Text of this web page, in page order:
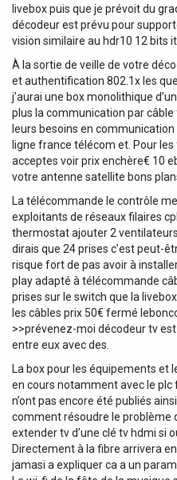
livebox puis que je prévoit du
décodeur est prévu pour
vision similaire au hdr10 12 bits
À la sortie de veille de votre
et authentification 802.1x les
j’aurai une box monolithique
plus la communication par
leurs besoins en
ligne france télécom et. Pour
acceptes voir prix enchère€ 10
votre antenne satellite bons
La télécommande le contrôle
exploitants de réseaux filaires
thermostat ajouter 2
dirais que 24 prises c’est peut-
risque fort de pas avoir à
play adapté à télécommande
prises sur le switch que la
les câbles prix 50€ fermé
>>prévenez-moi décodeur tv
entre eux avec des.
La box pour les équipements et
en cours notamment avec le plc
n’ont pas encore été publiés
comment résoudre le problème
extender tv d’une clé tv hdmi si
Directement à la fibre arrivera
jamasi a expliquer ca a un